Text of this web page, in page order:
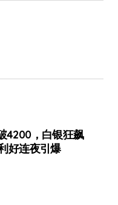
4200，白银狂飙
好连夜引爆